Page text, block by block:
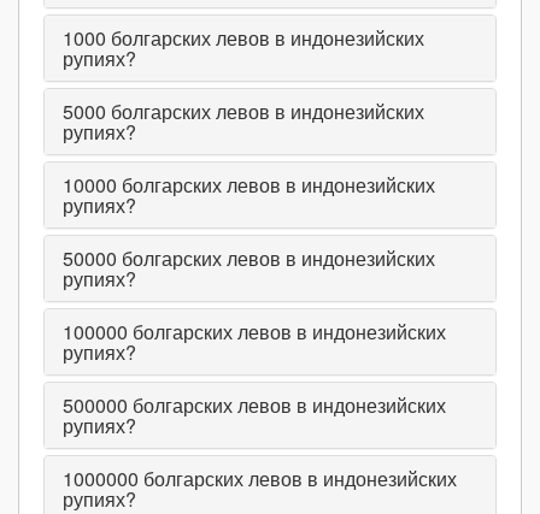
1000 болгарских левов в индонезийских
рупиях?
5000 болгарских левов в индонезийских
рупиях?
10000 болгарских левов в индонезийских
рупиях?
50000 болгарских левов в индонезийских
рупиях?
100000 болгарских левов в индонезийских
рупиях?
500000 болгарских левов в индонезийских
рупиях?
1000000 болгарских левов в индонезийских
рупиях?